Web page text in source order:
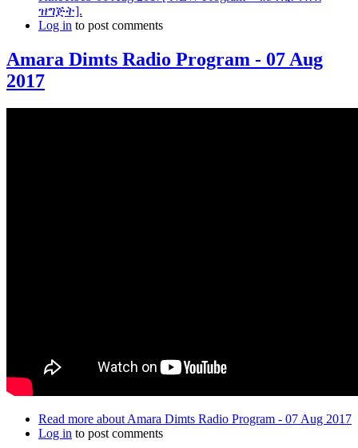
ዝግጅት].
Log in to post comments
Amara Dimts Radio Program - 07 Aug
2017
Read more about Amara Dimts Radio Program - 07 Aug 2017
Log in to post comments